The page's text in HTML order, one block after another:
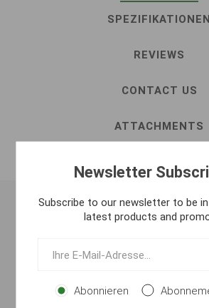
SPEZIFIKATIONEN
REVIEWS
CONTACT US
ATTACHMENTS
Tenké, rychlé, přesné a silné - to jsou
série kaprařských prutů WINDCAST.
blank, vyrobený z tkaného uhlíkového
oticky krásný - také napomáhá
nahazovacích vzdáleností.
Newsletter
Subscribe to our newsletter to be
latest products and
Abonnieren